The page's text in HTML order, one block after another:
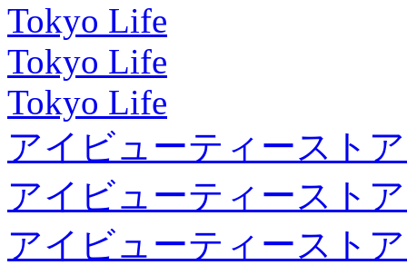
Tokyo Life
Tokyo Life
Tokyo Life
アイビューティースト
アイビューティースト
アイビューティースト